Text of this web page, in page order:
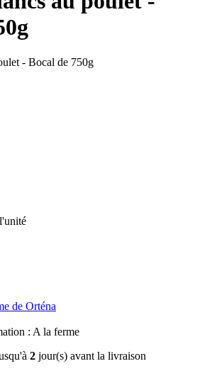
de Orténa
: A la ferme
2 jour(s) avant la livraison